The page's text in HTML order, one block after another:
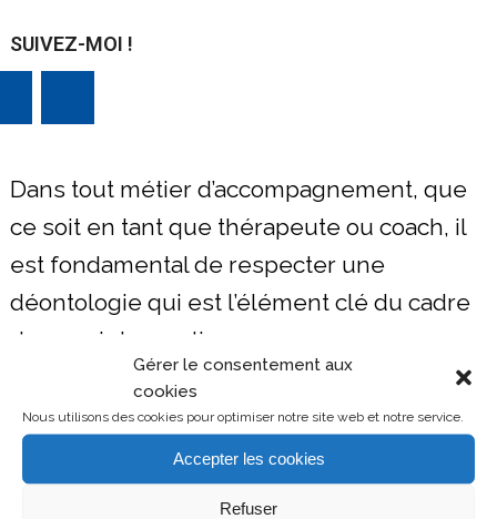
Gérer le consentement aux
cookies
Nous utilisons des cookies pour optimiser notre site web et notre service.
Accepter les cookies
Refuser
SUIVEZ-MOI !
Dans tout métier d’accompagnement, que
ce soit en tant que thérapeute ou coach, il
est fondamental de respecter une
déontologie qui est l’élément clé du cadre
de mon intervention.
Respecter dans mes paroles et comportements la
dignité, l’intégrité, et l’autonomie des personnes et
m’interdire tout abus d’influence